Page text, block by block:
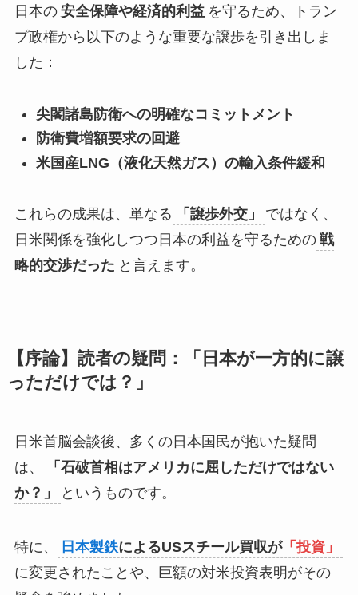
日本の 安全保障や経済的利益 を守るため、トラン
プ政権から以下のような重要な譲歩を引き出しま
した：
尖閣諸島防衛への明確なコミットメント
防衛費増額要求の回避
米国産LNG（液化天然ガス）の輸入条件緩和
これらの成果は、単なる 「譲歩外交」
ではなく、
日米関係を強化しつつ日本の利益を守るための 戦
略的交渉だった と言えます。
【序論】読者の疑問：「日本が一方的に譲
っただけでは？」
日米首脳会談後、多くの日本国民が抱いた疑問
は、
「石破首相はアメリカに屈しただけではない
か？」
というものです。
特に、 日本製鉄によるUSスチール買収が「投資」
に変更されたことや、巨額の対米投資表明がその